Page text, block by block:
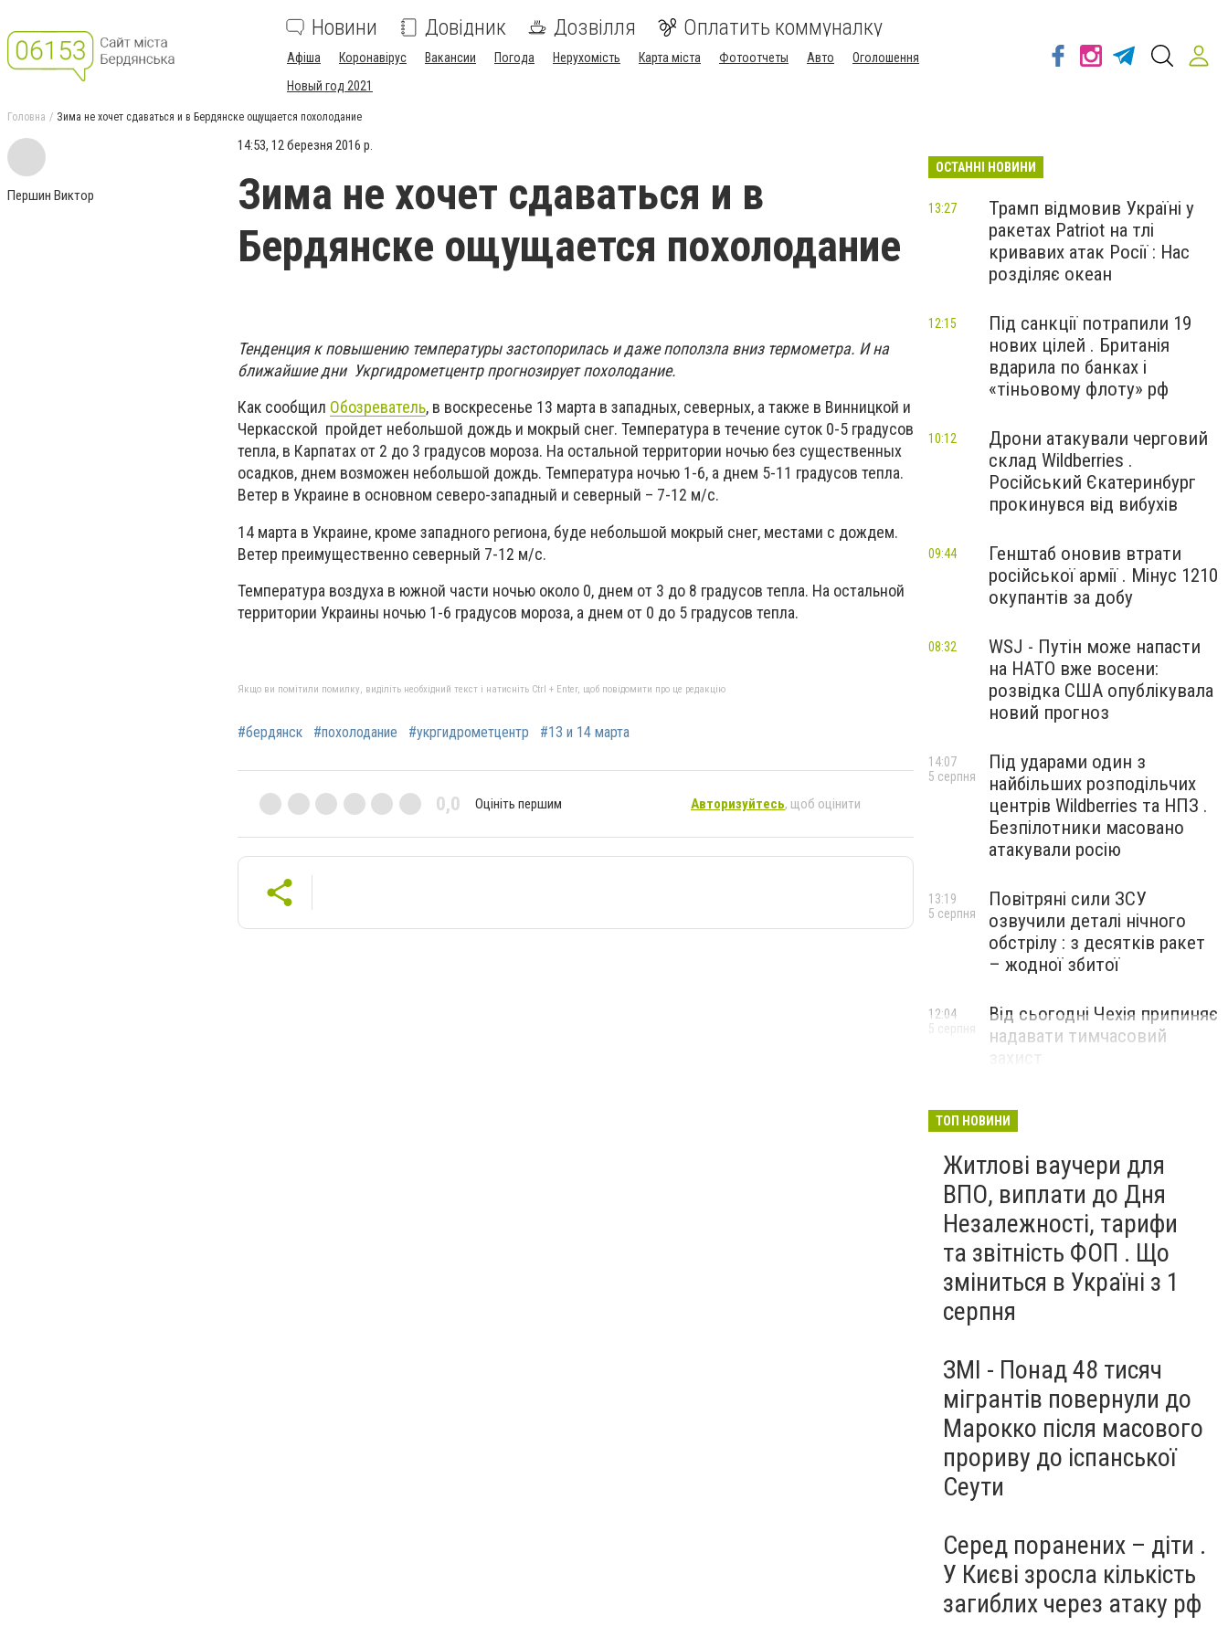
Новини Довідник Дозвілля Оплатить коммуналку
Афіша Коронавірус Вакансии Погода Нерухомість Карта міста Фотоотчеты Авто
Оголошення
Новый год 2021
Головна Зима не хочет сдаваться и в Бердянске ощущается похолодание
Першин Виктор
14:53, 12 березня 2016 р.
Зима не хочет сдаваться и в
Бердянске ощущается похолодание
Тенденция к повышению температуры застопорилась и даже поползла вниз термометра. И на
ближайшие дни Укргидрометцентр прогнозирует похолодание.
Как сообщил Обозреватель, в воскресенье 13 марта в западных, северных, а также в Винницкой и
Черкасской пройдет небольшой дождь и мокрый снег. Температура в течение суток 0-5 градусов
тепла, в Карпатах от 2 до 3 градусов мороза. На остальной территории ночью без существенных
осадков, днем возможен небольшой дождь. Температура ночью 1-6, а днем 5-11 градусов тепла.
Ветер в Украине в основном северо-западный и северный – 7-12 м/с.
14 марта в Украине, кроме западного региона, буде небольшой мокрый снег, местами с дождем.
Ветер преимущественно северный 7-12 м/с.
Температура воздуха в южной части ночью около 0, днем от 3 до 8 градусов тепла. На остальной
территории Украины ночью 1-6 градусов мороза, а днем от 0 до 5 градусов тепла.
Якщо ви помітили помилку, виділіть необхідний текст і натисніть Ctrl + Enter, щоб повідомити про це редакцію
#бердянск #похолодание #укргидрометцентр #13 и 14 марта
0,0 Оцініть першим Авторизуйтесь, щоб оцінити
ОСТАННІ НОВИНИ
Трамп відмовив Україні у
ракетах Patriot на тлі
кривавих атак Росії : Нас
розділяє океан
13:27
Під санкції потрапили 19
нових цілей . Британія
вдарила по банках і
«тіньовому флоту» рф
12:15
Дрони атакували черговий
склад Wildberries .
Російський Єкатеринбург
прокинувся від вибухів
10:12
Генштаб оновив втрати
російської армії . Мінус 1210
окупантів за добу
09:44
WSJ - Путін може напасти
на НАТО вже восени:
розвідка США опублікувала
новий прогноз
08:32
Під ударами один з
найбільших розподільчих
центрів Wildberries та НПЗ .
Безпілотники масовано
атакували росію
14:07
5 серпня
Повітряні сили ЗСУ
озвучили деталі нічного
обстрілу : з десятків ракет
– жодної збитої
13:19
5 серпня
Від сьогодні Чехія припиняє
надавати тимчасовий
12:04
5 серпня
ТОП НОВИНИ
Житлові ваучери для
ВПО, виплати до Дня
Незалежності, тарифи
та звітність ФОП . Що
зміниться в Україні з 1
серпня
ЗМІ - Понад 48 тисяч
мігрантів повернули до
Марокко після масового
прориву до іспанської
Сеути
Серед поранених – діти .
У Києві зросла кількість
загиблих через атаку рф